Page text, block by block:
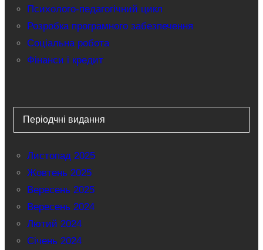
Психолого-педагогічний цикл
Розробка програмного забезпечення
Соціальна робота
Фінанси і кредит
Періодчні видання
Листопад 2025
Жовтень 2025
Вересень 2025
Вересень 2024
Лютий 2024
Січень 2024